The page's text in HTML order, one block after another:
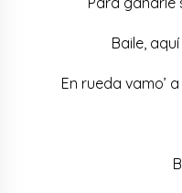
Baile,
En rueda vamo’